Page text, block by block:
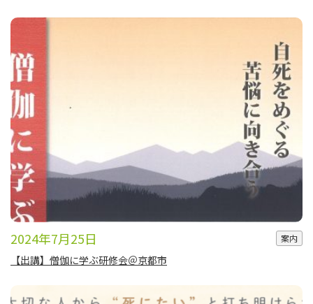
2024年7月25日 案内
【出講】僧伽に学ぶ研修会＠京都市